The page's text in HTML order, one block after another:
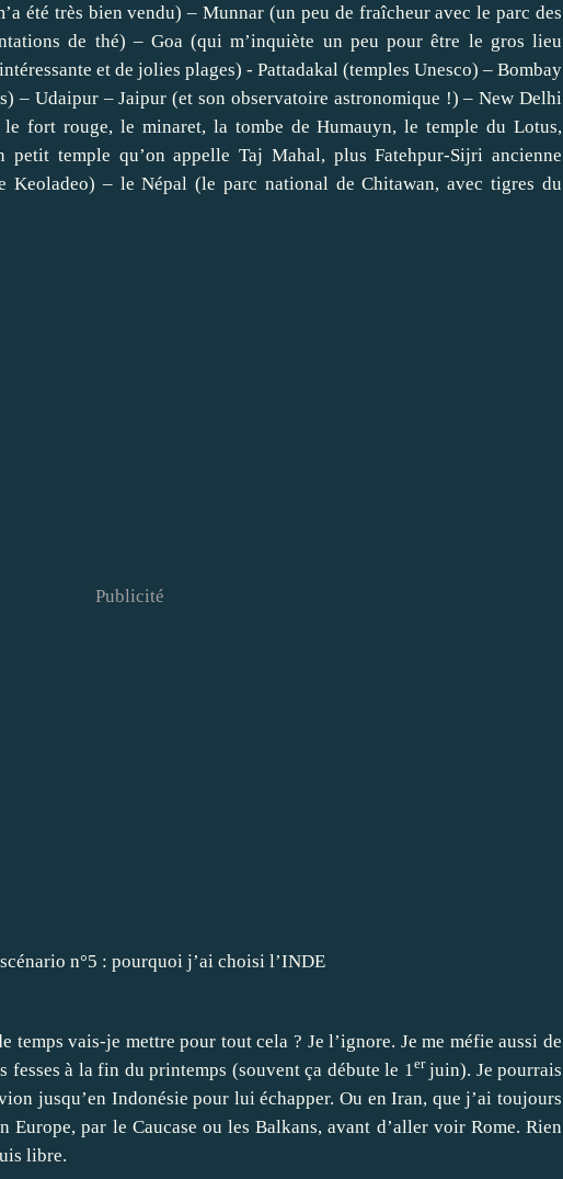
été très bien vendu) – Munnar (un peu de fraîcheur avec le parc des
de thé) – Goa (qui m’inquiète un peu pour être le gros lieu
et de jolies plages) - Pattadakal (temples Unesco) – Bombay
– Udaipur – Jaipur (et son observatoire astronomique !) – New Delhi
fort rouge, le minaret, la tombe de Humauyn, le temple du Lotus,
temple qu’on appelle Taj Mahal, plus Fatehpur-Sijri ancienne
Keoladeo) – le Népal (le parc national de Chitawan, avec tigres du
Publicité
temps vais-je mettre pour tout cela ? Je l’ignore. Je me méfie aussi de
fesses à la fin du printemps (souvent ça débute le 1 erjuin). Je pourrais
jusqu’en Indonésie pour lui échapper. Ou en Iran, que j’ai toujours
Europe, par le Caucase ou les Balkans, avant d’aller voir Rome. Rien
libre.